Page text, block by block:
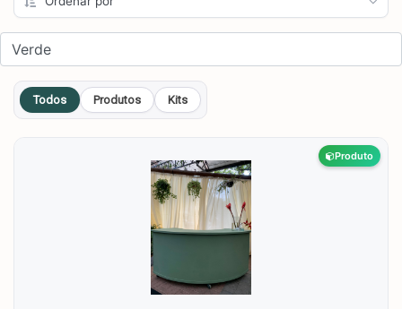
Todos Produtos Kits
Produto